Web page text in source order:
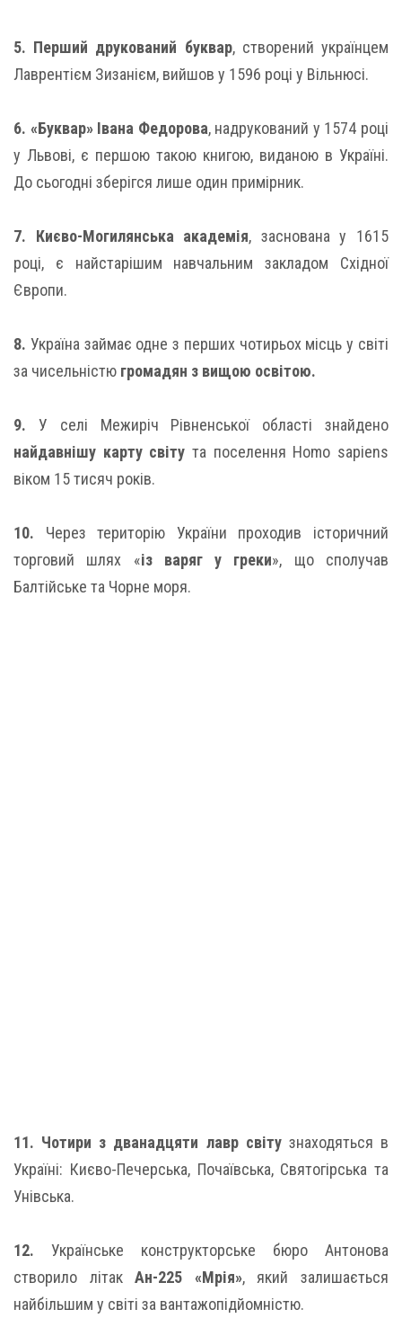
5. Перший друкований буквар, створений українцем
Лаврентієм Зизанієм, вийшов у 1596 році у Вільнюсі.
6. «Буквар» Івана Федорова, надрукований у 1574 році
у Львові, є першою такою книгою, виданою в Україні.
До сьогодні зберігся лише один примірник.
7. Києво-Могилянська академія, заснована у 1615
році, є найстарішим навчальним закладом Східної
Європи.
8. Україна займає одне з перших чотирьох місць у світі
за чисельністю громадян з вищою освітою.
9. У селі Межиріч Рівненської області знайдено
найдавнішу карту світу та поселення Homo sapiens
віком 15 тисяч років.
10. Через територію України проходив історичний
торговий шлях «із варяг у греки», що сполучав
Балтійське та Чорне моря.
11. Чотири з дванадцяти лавр світузнаходяться в
Україні: Києво-Печерська, Почаївська, Святогірська та
Унівська.
12. Українське конструкторське бюро Антонова
створило літакАн-225 «Мрія», який залишається
найбільшим у світі за вантажопідйомністю.